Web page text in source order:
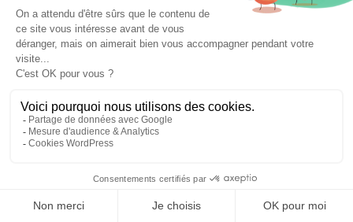
Droit douanier
Droit du commerce international
Droit du sport Droit du travail
Droit international privé